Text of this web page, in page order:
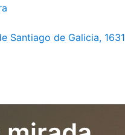
Santiago de Galicia, 1631